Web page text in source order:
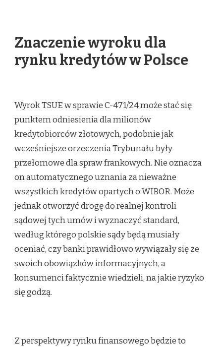
Znaczenie wyroku dla
rynku kredytów w Polsce
Wyrok TSUE w sprawie C-471/24 może stać się
punktem odniesienia dla milionów
kredytobiorców złotowych, podobnie jak
wcześniejsze orzeczenia Trybunału były
przełomowe dla spraw frankowych. Nie oznacza
on automatycznego uznania za nieważne
wszystkich kredytów opartych o WIBOR. Może
jednak otworzyć drogę do realnej kontroli
sądowej tych umów i wyznaczyć standard,
według którego polskie sądy będą musiały
oceniać, czy banki prawidłowo wywiązały się ze
swoich obowiązków informacyjnych, a
konsumenci faktycznie wiedzieli, na jakie ryzyko
się godzą.
Z perspektywy rynku finansowego będzie to